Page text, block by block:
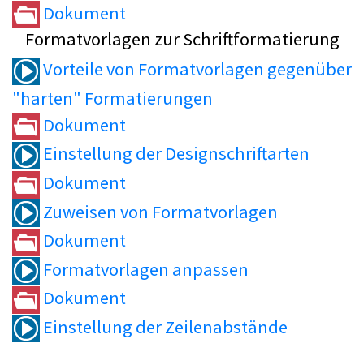
Dokument
Formatvorlagen zur Schriftformatierung
Vorteile von Formatvorlagen gegenüber
"harten" Formatierungen
Dokument
Einstellung der Designschriftarten
Dokument
Zuweisen von Formatvorlagen
Dokument
Formatvorlagen anpassen
Dokument
Einstellung der Zeilenabstände